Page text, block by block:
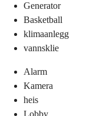
Generator
Basketball
klimaanlegg
vannsklie
Alarm
Kamera
heis